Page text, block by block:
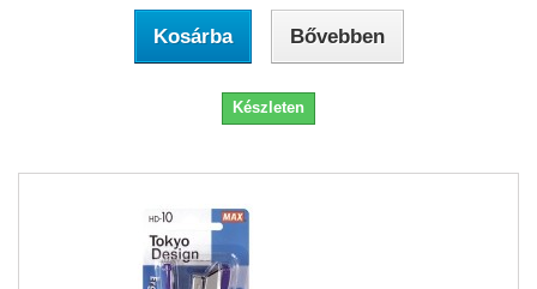
Kosárba Bővebben
Készleten